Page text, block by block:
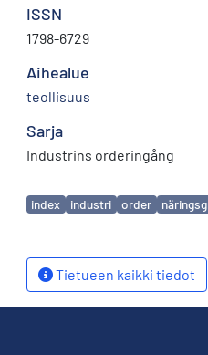
ISSN
1798-6729
Aihealue
teollisuus
Sarja
Industrins orderingång
Avainsanat
index industri order
Tietueen kaikki tiedot